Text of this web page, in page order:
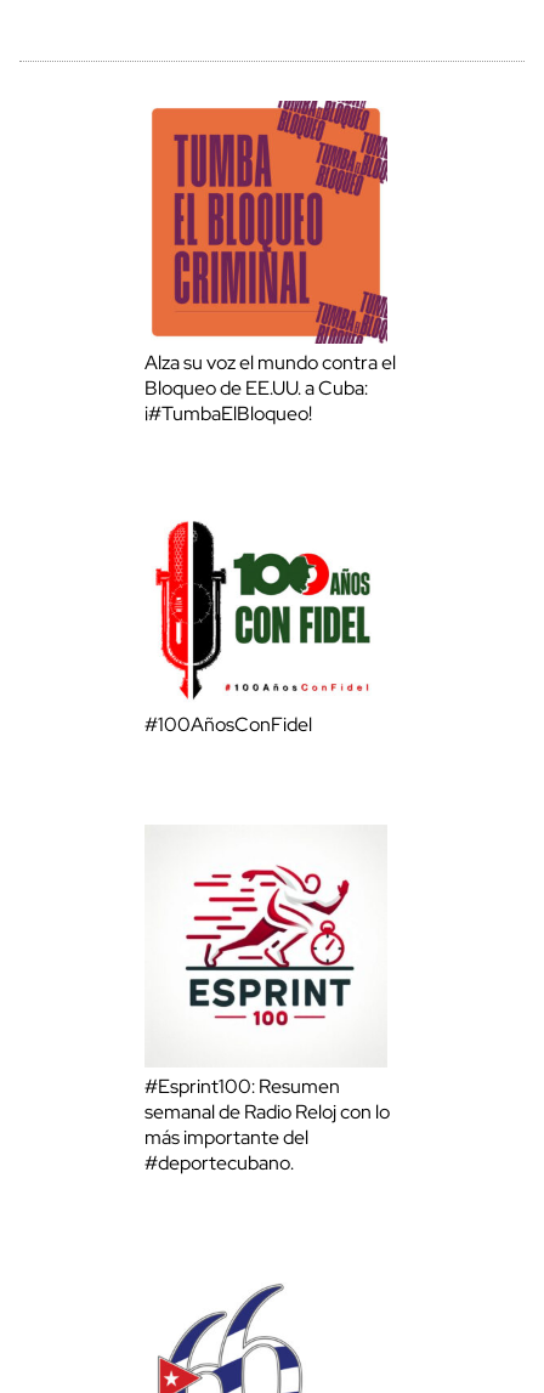
Alza su voz el mundo contra el
Bloqueo de EE.UU. a Cuba:
¡#TumbaElBloqueo!
#100AñosConFidel
#Esprint100: Resumen
semanal de Radio Reloj con lo
más importante del
#deportecubano.